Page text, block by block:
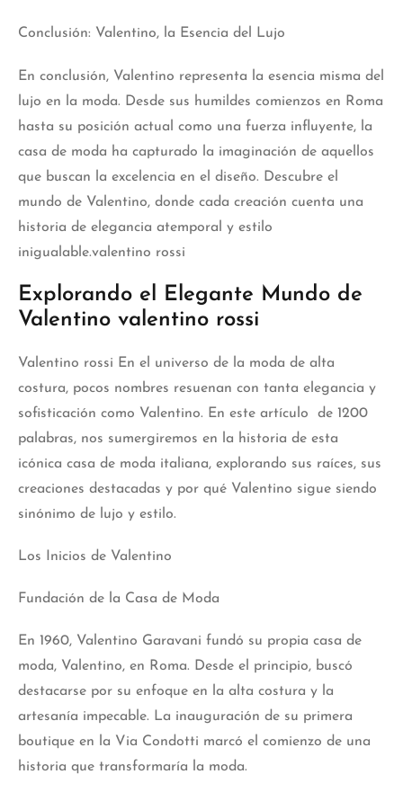
Conclusión: Valentino, la Esencia del Lujo
En conclusión, Valentino representa la esencia misma del
lujo en la moda. Desde sus humildes comienzos en Roma
hasta su posición actual como una fuerza influyente, la
casa de moda ha capturado la imaginación de aquellos
que buscan la excelencia en el diseño. Descubre el
mundo de Valentino, donde cada creación cuenta una
historia de elegancia atemporal y estilo
inigualable.valentino rossi
Explorando el Elegante Mundo de
Valentino valentino rossi
Valentino rossi En el universo de la moda de alta
costura, pocos nombres resuenan con tanta elegancia y
sofisticación como Valentino. En este artículo de 1200
palabras, nos sumergiremos en la historia de esta
icónica casa de moda italiana, explorando sus raíces, sus
creaciones destacadas y por qué Valentino sigue siendo
sinónimo de lujo y estilo.
Los Inicios de Valentino
Fundación de la Casa de Moda
En 1960, Valentino Garavani fundó su propia casa de
moda, Valentino, en Roma. Desde el principio, buscó
destacarse por su enfoque en la alta costura y la
artesanía impecable. La inauguración de su primera
boutique en la Via Condotti marcó el comienzo de una
historia que transformaría la moda.